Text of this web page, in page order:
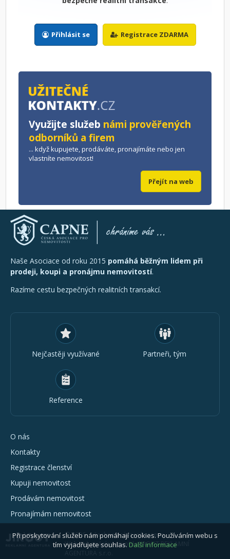
Přihlásit se Registrace ZDARMA
Využijte služeb námi prověřených
odborníků a firem
... když kupujete, prodáváte, pronajímáte nebo jen
vlastníte nemovitost!
Přejít na web
Naše Asociace od roku 2015 pomáhá běžným lidem při
prodeji, koupi a pronájmu nemovitostí.
Razíme cestu bezpečných realitních transakcí.
Nejčastěji využívané Partneři, tým
Reference
O nás
Kontakty
Registrace členství
Kupuji nemovitost
Prodávám nemovitost
Pronajímám nemovitost
© 2026 - všechna práva vyhrazena
Webové stránky vytvořila JIROUT REKLAMNÍ
Při poskytování služeb nám pomáhají cookies. Používáním webu s
tím vyjadřujete souhlas. Další informace